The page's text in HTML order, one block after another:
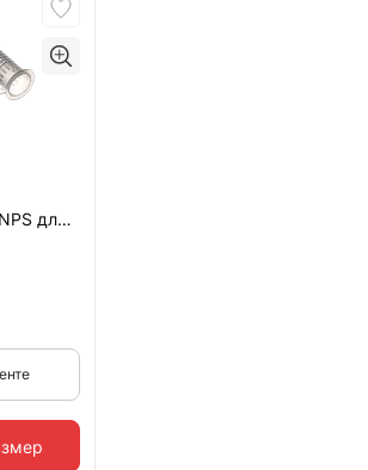
для